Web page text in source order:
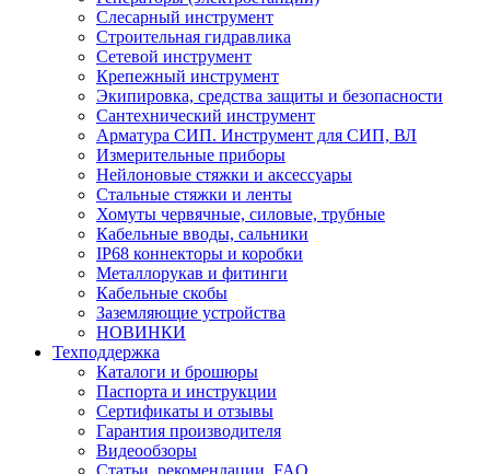
Слесарный инструмент
Строительная гидравлика
Сетевой инструмент
Крепежный инструмент
Экипировка, средства защиты и безопасности
Сантехнический инструмент
Арматура СИП. Инструмент для СИП, ВЛ
Измерительные приборы
Нейлоновые стяжки и аксессуары
Стальные стяжки и ленты
Хомуты червячные, силовые, трубные
Кабельные вводы, сальники
IP68 коннекторы и коробки
Металлорукав и фитинги
Кабельные скобы
Заземляющие устройства
НОВИНКИ
Техподдержка
Каталоги и брошюры
Паспорта и инструкции
Сертификаты и отзывы
Гарантия производителя
Видеообзоры
Статьи, рекомендации, FAQ